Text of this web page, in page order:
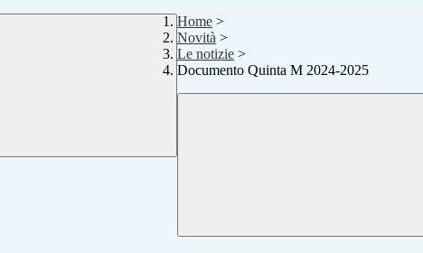
Home >
Novità >
Le notizie >
Documento Quinta M 2024-2025